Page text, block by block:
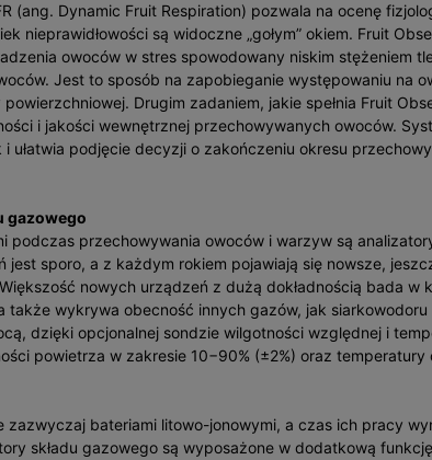
(ang. Dynamic Fruit Respiration) pozwala na ocenę
nieprawidłowości są widoczne „gołym” okiem. Fruit
owoców w stres spowodowany niskim stężeniem
Jest to sposób na zapobieganie występowaniu na
Drugim zadaniem, jakie spełnia Fruit
i jakości wewnętrznej przechowywanych owoców.
i ułatwia podjęcie decyzji o zakończeniu okresu
gazowego
podczas przechowywania owoców i warzyw są
jest sporo, a z każdym rokiem pojawiają się nowsze,
nowych urządzeń z dużą dokładnością bada w
także wykrywa obecność innych gazów, jak siarkowodoru
dzięki opcjonalnej sondzie wilgotności względnej i
powietrza w zakresie 10−90% (±2%) oraz temperatury
zazwyczaj bateriami litowo-jonowymi, a czas ich pracy
składu gazowego są wyposażone w dodatkową